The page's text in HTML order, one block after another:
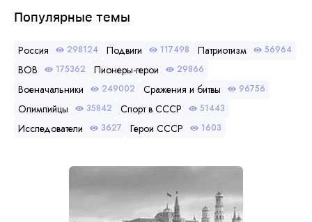
Популярные темы
Россия 298124 Подвиги 117498 Патриотизм 56964
ВОВ 175362 Пионеры-герои 29866
Военачальники 249002 Сражения и битвы 96756
Олимпийцы 35842 Спорт в СССР 51443
Исследователи 3627 Герои СССР 1603